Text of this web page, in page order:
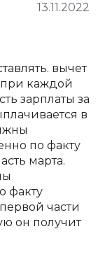
13.11.2022
вычет
при каждой
зарплаты за
в
по факту
марта.
факту
части
он получит